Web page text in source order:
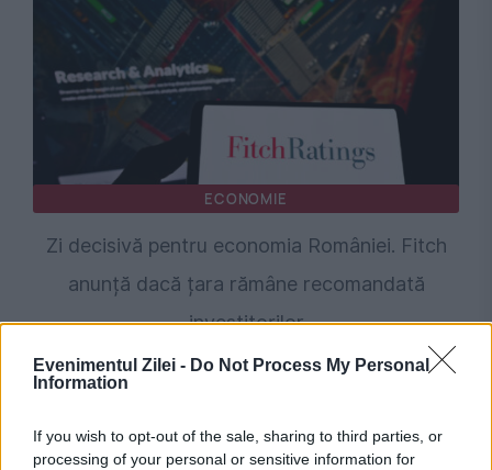
Evenimentul Zilei - Do Not Process My Personal
Information
If you wish to opt-out of the sale, sharing to third parties, or
processing of your personal or sensitive information for
ECONOMIE
Zi decisivă pentru economia României. Fitch
anunță dacă țara rămâne recomandată
investitorilor